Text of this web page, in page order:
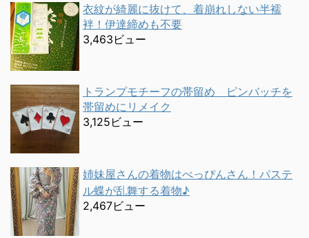
衣紋が綺麗に抜けて、着崩れしない半襦
袢！伊達締めも不要
3,463ビュー
トランプモチーフの帯留め ピンバッチを
帯留めにリメイク
3,125ビュー
姉妹屋さんの着物はべっぴんさん！パステ
ル蝶が乱舞する着物♪
2,467ビュー